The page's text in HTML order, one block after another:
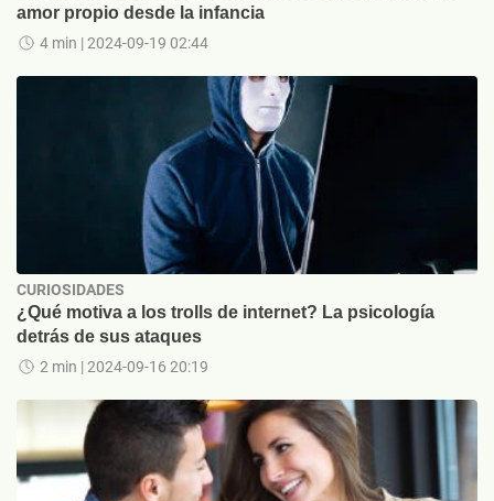
amor propio desde la infancia
4 min | 2024-09-19 02:44
CURIOSIDADES
¿Qué motiva a los trolls de internet? La psicología
detrás de sus ataques
2 min | 2024-09-16 20:19